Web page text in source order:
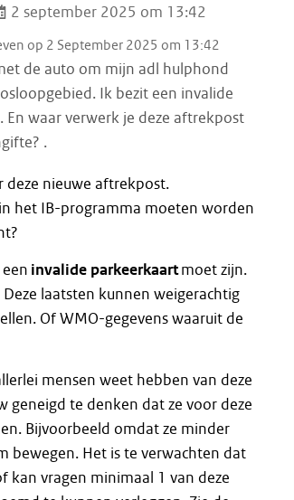
2 september 2025 om 13:42
op 2 September 2025 om 13:42
de auto om mijn adl hulphond
Ik bezit een invalide
En waar verwerk je deze aftrekpost
.
deze nieuwe aftrekpost.
het IB-programma moeten worden
invalide parkeerkaartmoet zijn.
laatsten kunnen weigerachtig
Of WMO-gegevens waaruit de
mensen weet hebben van deze
geneigd te denken dat ze voor deze
Bijvoorbeeld omdat ze minder
bewegen. Het is te verwachten dat
kan vragen minimaal 1 van deze